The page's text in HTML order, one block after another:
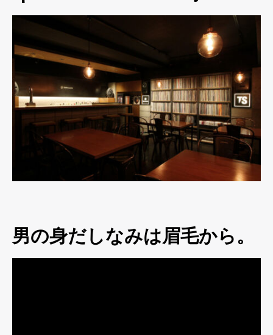
男の身だしなみは眉毛から。